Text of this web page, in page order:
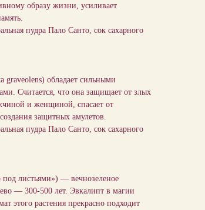
образу жизни, усиливает
пудра Пало Санто, сок сахарного
обладает сильными
Считается, что она защищает от злых
и женщиной, спасает от
защитных амулетов.
пудра Пало Санто, сок сахарного
листьями») — вечнозеленое
— 300-500 лет. Эвкалипт в магии
этого растения прекрасно подходит